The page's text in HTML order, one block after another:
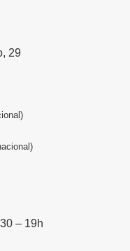
29
– 19h